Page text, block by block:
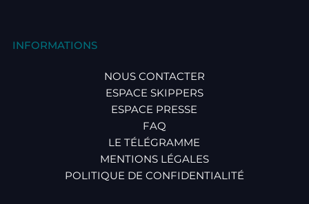
INFORMATIONS
NOUS CONTACTER
ESPACE SKIPPERS
ESPACE PRESSE
FAQ
LE TÉLÉGRAMME
MENTIONS LÉGALES
POLITIQUE DE CONFIDENTIALITÉ